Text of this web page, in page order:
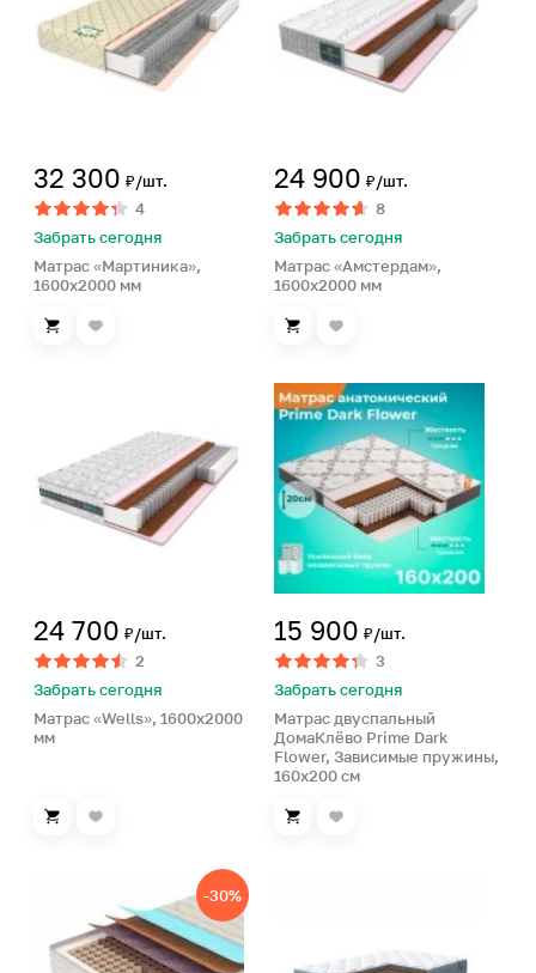
32 300 ₽/шт.
4
Забрать сегодня
Матрас «Мартиника»,
1600х2000 мм
24 900 ₽/шт.
8
Забрать сегодня
Матрас «Амстердам»,
1600х2000 мм
24 700 ₽/шт.
2
Забрать сегодня
Матрас «Wells», 1600х2000
мм
15 900 ₽/шт.
3
Забрать сегодня
Матрас двуспальный
ДомаКлёво Prime Dark
Flower, Зависимые пружины,
160х200 см
-30%